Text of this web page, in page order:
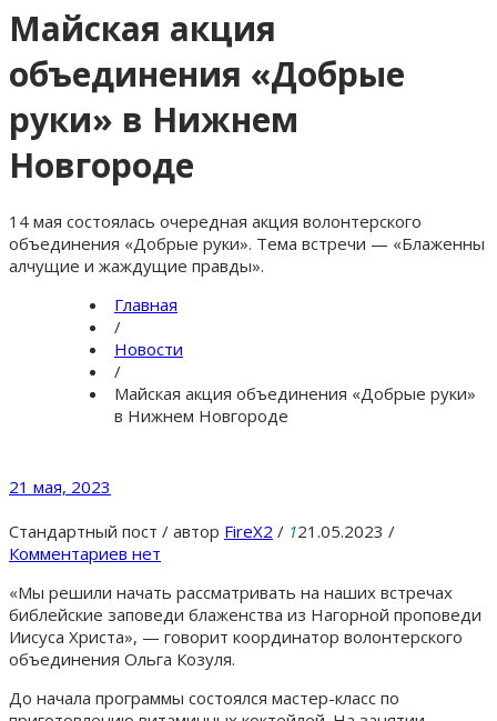
Майская акция
объединения «Добрые
руки» в Нижнем
Новгороде
14 мая состоялась очередная акция волонтерского
объединения «Добрые руки». Тема встречи — «Блаженны
алчущие и жаждущие правды».
Главная
/
Новости
/
Майская акция объединения «Добрые руки»
в Нижнем Новгороде
21 мая, 2023
Стандартный пост / автор FireX2 / 121.05.2023 /
Комментариев нет
«Мы решили начать рассматривать на наших встречах
библейские заповеди блаженства из Нагорной проповеди
Иисуса Христа», — говорит координатор волонтерского
объединения Ольга Козуля.
До начала программы состоялся мастер-класс по